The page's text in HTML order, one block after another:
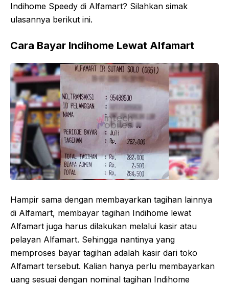
Indihome Speedy di Alfamart? Silahkan simak
ulasannya berikut ini.
Cara Bayar Indihome Lewat Alfamart
Hampir sama dengan membayarkan tagihan lainnya
di Alfamart, membayar tagihan Indihome lewat
Alfamart juga harus dilakukan melalui kasir atau
pelayan Alfamart. Sehingga nantinya yang
memproses bayar tagihan adalah kasir dari toko
Alfamart tersebut. Kalian hanya perlu membayarkan
uang sesuai dengan nominal tagihan Indihome